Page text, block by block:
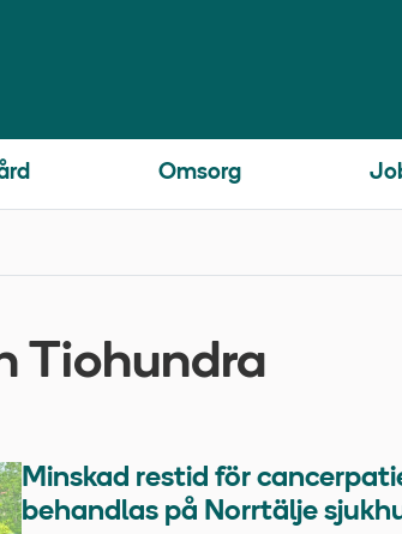
Omsorg
Tiohundra
Minskad restid för
behandlas på Norrtälje